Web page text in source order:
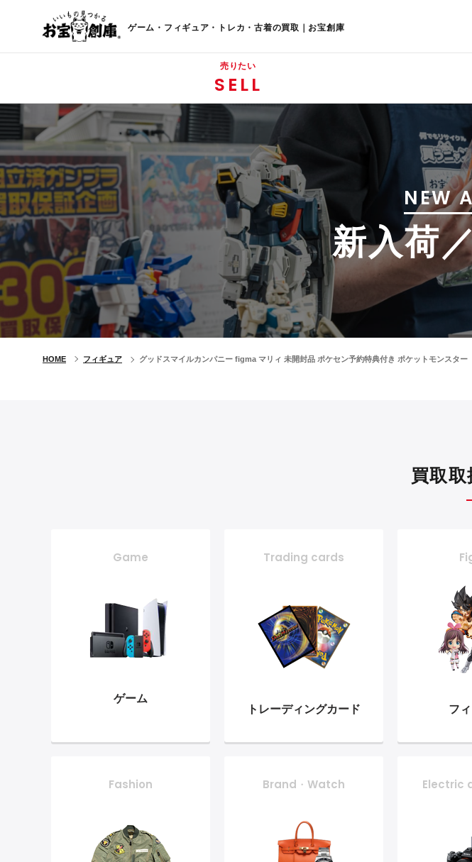
ゲーム・フィギュア・トレカ・古着の買取｜お宝創庫
売りたい
SELL
NEW
新入荷
HOME フィギュア グッドスマイルカンパニー figma マリィ 未開封品 ポケセン予約特典付き ポケットモンスタ
買取取
Game
ゲーム
Trading cards
トレーディングカード フ
Fashion Brand・Watch Electric